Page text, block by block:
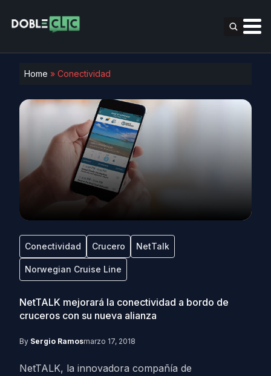
Home » Conectividad
Conectividad Crucero NetTalk
Norwegian Cruise Line
NetTALK mejorará la conectividad a bordo de
cruceros con su nueva alianza
By Sergio Ramosmarzo 17, 2018
NetTALK, la innovadora compañía de